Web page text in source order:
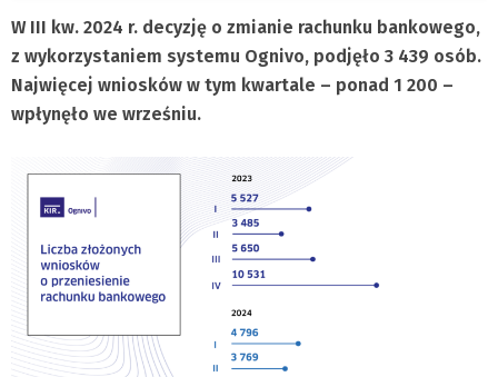
W III kw. 2024 r. decyzję o zmianie rachunku bankowego,
z wykorzystaniem systemu Ognivo, podjęło 3 439 osób.
Najwięcej wniosków w tym kwartale – ponad 1 200 –
wpłynęło we wrześniu.